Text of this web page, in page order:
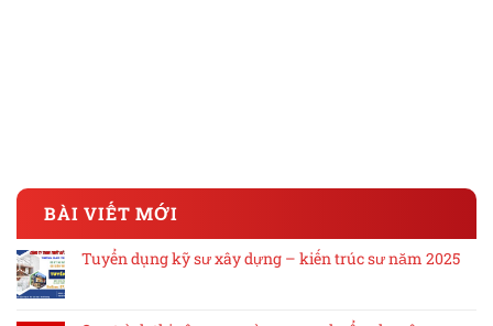
BÀI VIẾT MỚI
Tuyển dụng kỹ sư xây dựng – kiến trúc sư năm 2025